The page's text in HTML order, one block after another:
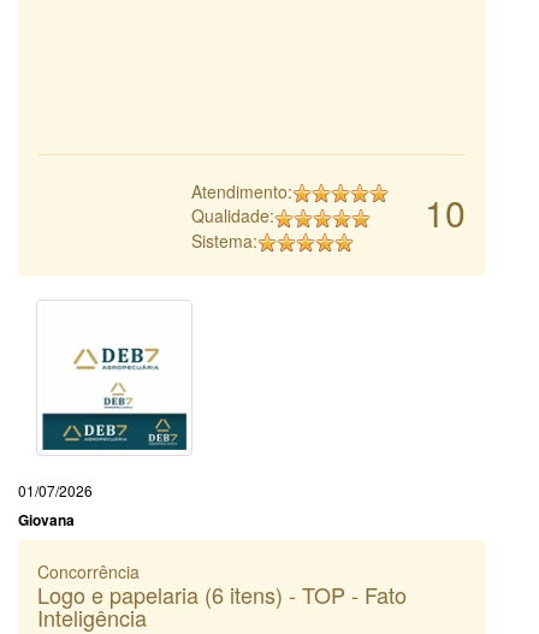
10
Atendimento:
Qualidade:
Sistema:
01/07/2026
Giovana
Concorrência
Logo e papelaria (6 itens) - TOP - Fato
Inteligência